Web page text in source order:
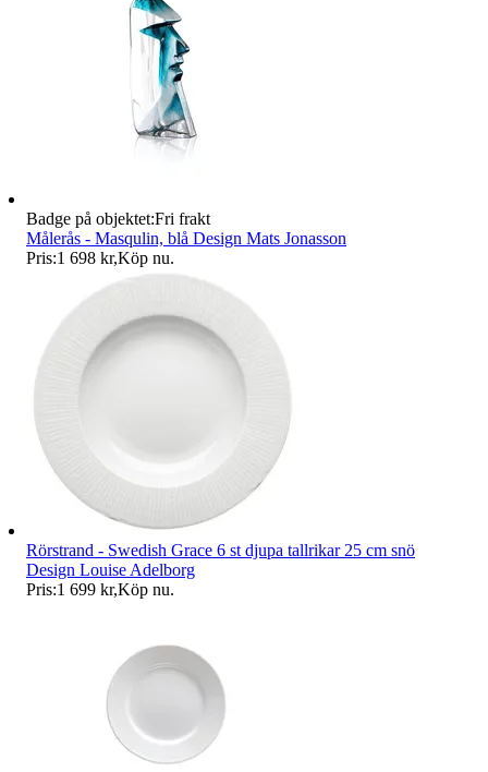
Badge på objektet:Fri frakt
Målerås - Masqulin, blå Design Mats Jonasson
Pris:1 698 kr,Köp nu.
Rörstrand - Swedish Grace 6 st djupa tallrikar 25 cm snö
Design Louise Adelborg
Pris:1 699 kr,Köp nu.